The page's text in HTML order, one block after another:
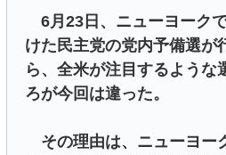
6月23日、ニューヨーク
けた民主党の党内予備選が
ら、全米が注目するような
ろが今回は違った。
その理由は、ニューヨー